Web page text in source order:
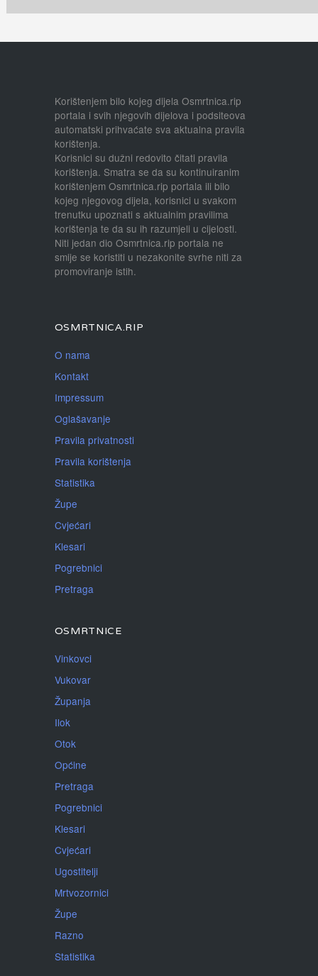
Korištenjem bilo kojeg dijela Osmrtnica.rip
portala i svih njegovih dijelova i podsiteova
automatski prihvaćate sva aktualna pravila
korištenja.
Korisnici su dužni redovito čitati pravila
korištenja. Smatra se da su kontinuiranim
korištenjem Osmrtnica.rip portala ili bilo
kojeg njegovog dijela, korisnici u svakom
trenutku upoznati s aktualnim pravilima
korištenja te da su ih razumjeli u cijelosti.
Niti jedan dio Osmrtnica.rip portala ne
smije se koristiti u nezakonite svrhe niti za
promoviranje istih.
OSMRTNICA.RIP
O nama
Kontakt
Impressum
Oglašavanje
Pravila privatnosti
Pravila korištenja
Statistika
Župe
Cvjećari
Klesari
Pogrebnici
Pretraga
OSMRTNICE
Vinkovci
Vukovar
Županja
Ilok
Otok
Općine
Pretraga
Pogrebnici
Klesari
Cvjećari
Ugostitelji
Mrtvozornici
Župe
Razno
Statistika